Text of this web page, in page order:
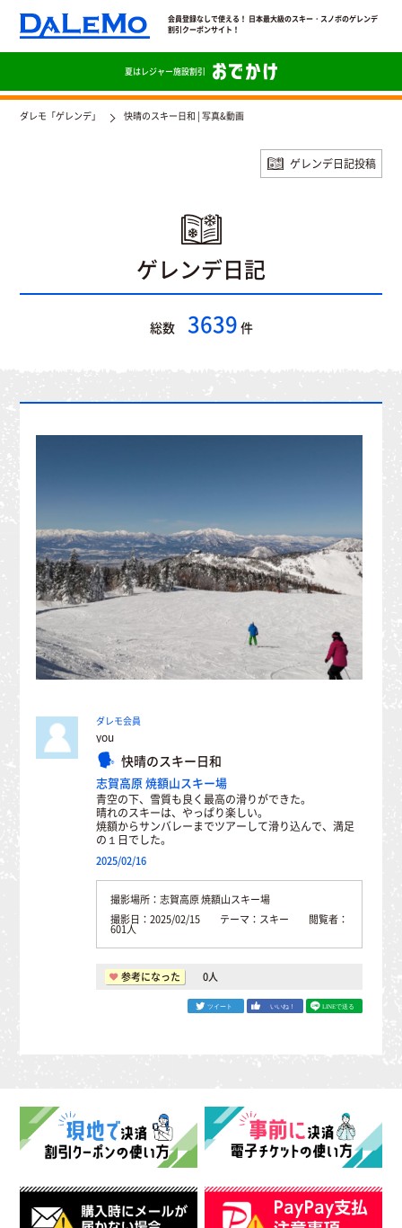
会員登録なしで使える！ 日本最大級のスキー・スノボのゲレンデ
割引クーポンサイト！
夏はレジャー施設割引
ダレモ「ゲレンデ」 快晴のスキー日和 | 写真&動画
ゲレンデ日記投稿
ゲレンデ日記
総数 3639 件
ダレモ会員
you
快晴のスキー日和
志賀高原 焼額山スキー場
青空の下、雪質も良く最高の滑りができた。
晴れのスキーは、やっぱり楽しい。
焼額からサンバレーまでツアーして滑り込んで、満足
の１日でした。
2025/02/16
撮影場所：志賀高原 焼額山スキー場
撮影日：2025/02/15 テーマ：スキー 閲覧者：
601人
参考になった 0人